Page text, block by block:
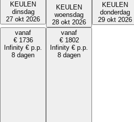
KEULEN
dinsdag
27 okt 2026
KEULEN
woensdag
28 okt 2026
KEULEN
donderdag
29 okt 2026
vanaf
€ 1736
Infinity € p.p.
8 dagen
vanaf
€ 1802
Infinity € p.p.
8 dagen